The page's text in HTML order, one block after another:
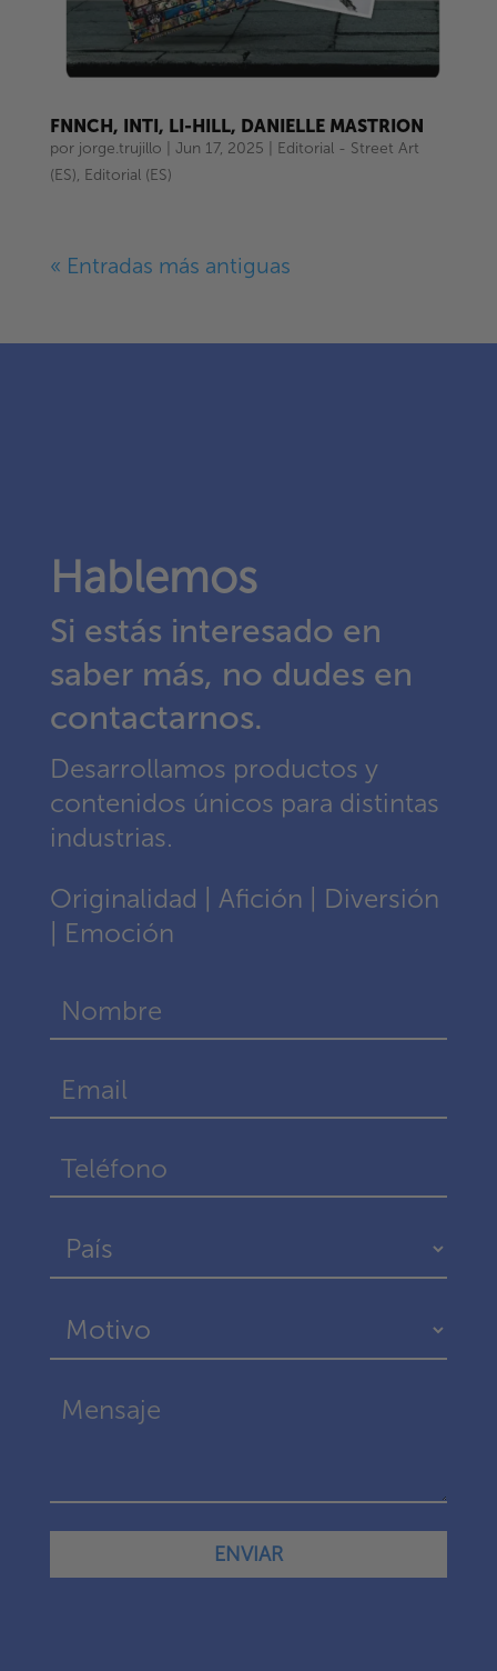
FNNCH, INTI, LI-HILL, DANIELLE MASTRION
por jorge.trujillo Jun 17, 2025
Editorial - Street Art
(ES), Editorial (ES)
« Entradas más antiguas
Hablemos
Si estás interesado en
saber más, no dudes en
contactarnos.
Desarrollamos productos y
contenidos únicos para distintas
industrias.
Originalidad | Afición | Diversión
| Emoción